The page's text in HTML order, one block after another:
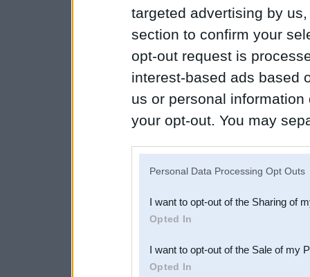
targeted advertising by
section to confirm your
opt-out request is
interest-based ads based
us or personal
your opt-out. You may
Downstream Participants
third parties.
Personal Data Processing Opt Outs
I want to opt-out of the Sharing of
Opted In
I want to opt-out of the Sale of my
Opted In